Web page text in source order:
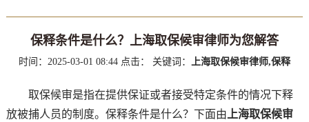
保释条件是什么？上海取保候审律师为您解答
时间：2025-03-01 08:44 点击： 关键词： 上海取保候审律师,保释
取保候审是指在提供保证或者接受特定条件的情况下释
放被捕人员的制度。保释条件是什么？下面由 上海取保候审